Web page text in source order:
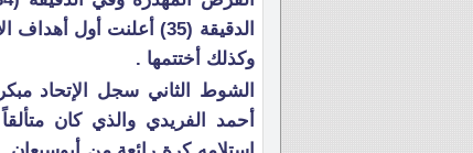
الدقيقة (35) أعلنت أول
وكذلك أختتمها .